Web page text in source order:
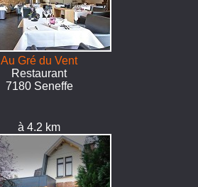
Au Gré du Vent
Restaurant
7180 Seneffe
à 4.2 km